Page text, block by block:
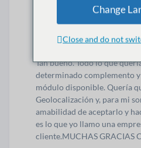
Tan bueno. Todo lo que
determinado complemento
módulo disponible. Quería
Geolocalización y, para mi
amabilidad de aceptarlo y
es lo que yo llamo una
cliente.MUCHAS GRACIAS
Change
Close and do not